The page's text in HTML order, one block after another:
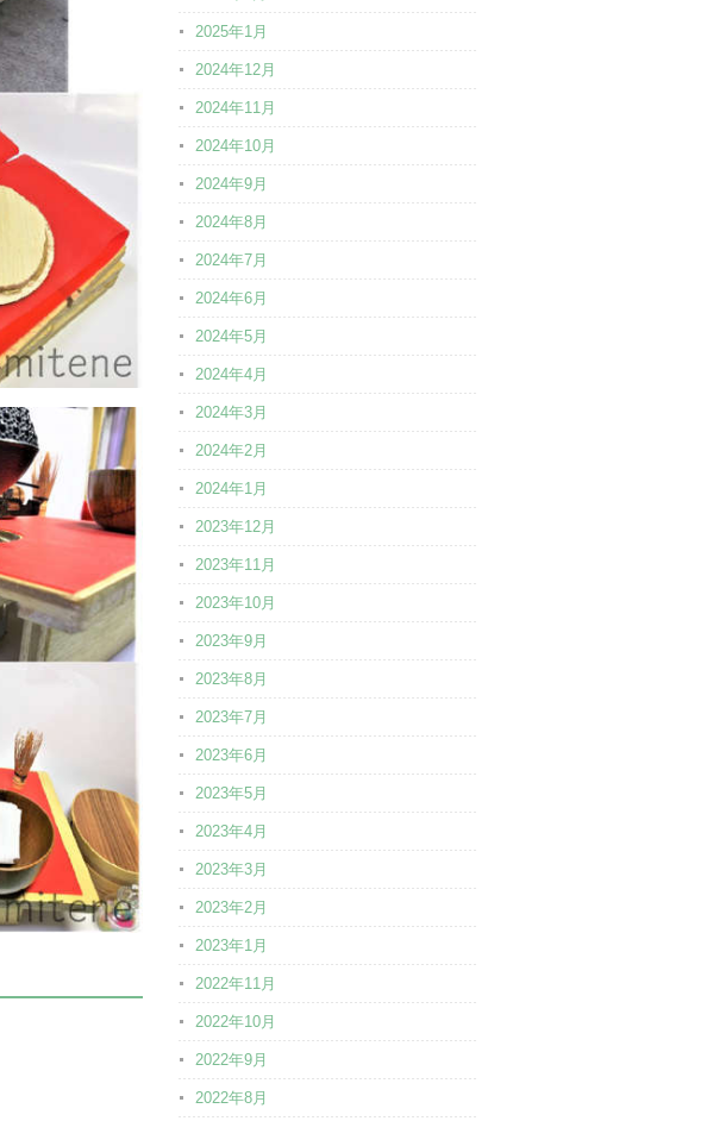
2025年1月
2024年12月
2024年11月
2024年10月
2024年9月
2024年8月
2024年7月
2024年6月
2024年5月
2024年4月
2024年3月
2024年2月
2024年1月
2023年12月
2023年11月
2023年10月
2023年9月
2023年8月
2023年7月
2023年6月
2023年5月
2023年4月
2023年3月
2023年2月
2023年1月
2022年11月
2022年10月
2022年9月
2022年8月